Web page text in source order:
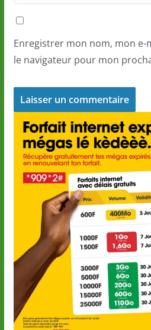
Enregistrer mon nom, mon e-
le navigateur pour mon